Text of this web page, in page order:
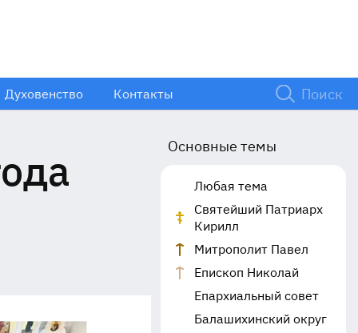
Духовенство Контакты
Основные темы
Любая тема
Святейший Патриарх
Кирилл
Митрополит Павел
Епископ Николай
Епархиальный совет
Балашихинский округ